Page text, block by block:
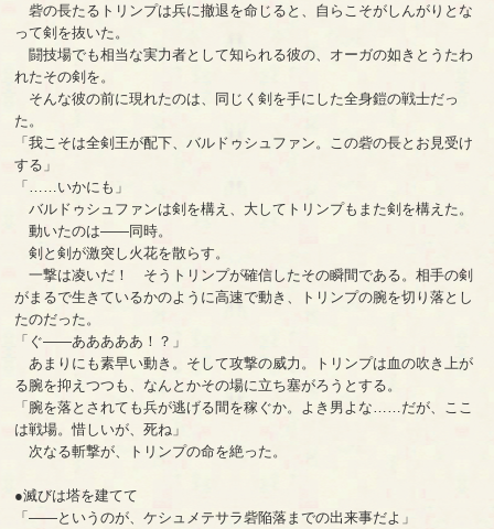
砦の長たるトリンプは兵に撤退を命じると、自らこそがしんがりとな
って剣を抜いた。
闘技場でも相当な実力者として知られる彼の、オーガの如きとうたわ
れたその剣を。
そんな彼の前に現れたのは、同じく剣を手にした全身鎧の戦士だっ
た。
「我こそは全剣王が配下、バルドゥシュファン。この砦の長とお見受け
する」
「……いかにも」
バルドゥシュファンは剣を構え、大してトリンプもまた剣を構えた。
動いたのは――同時。
剣と剣が激突し火花を散らす。
一撃は凌いだ！ そうトリンプが確信したその瞬間である。相手の剣
がまるで生きているかのように高速で動き、トリンプの腕を切り落とし
たのだった。
「ぐ――あああああ！？」
あまりにも素早い動き。そして攻撃の威力。トリンプは血の吹き上が
る腕を抑えつつも、なんとかその場に立ち塞がろうとする。
「腕を落とされても兵が逃げる間を稼ぐか。よき男よな……だが、ここ
は戦場。惜しいが、死ね」
次なる斬撃が、トリンプの命を絶った。
●滅びは塔を建てて
「――というのが、ケシュメテサラ砦陥落までの出来事だよ」